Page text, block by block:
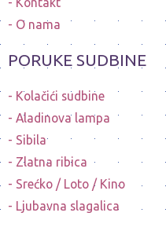
O nama
PORUKE SUDBINE
Kolačići sudbine
Aladinova lampa
Sibila
Zlatna ribica
Srećko / Loto / Kino
Ljubavna slagalica